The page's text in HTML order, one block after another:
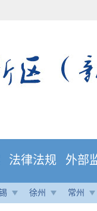
法律法规 外部
徐州 常州